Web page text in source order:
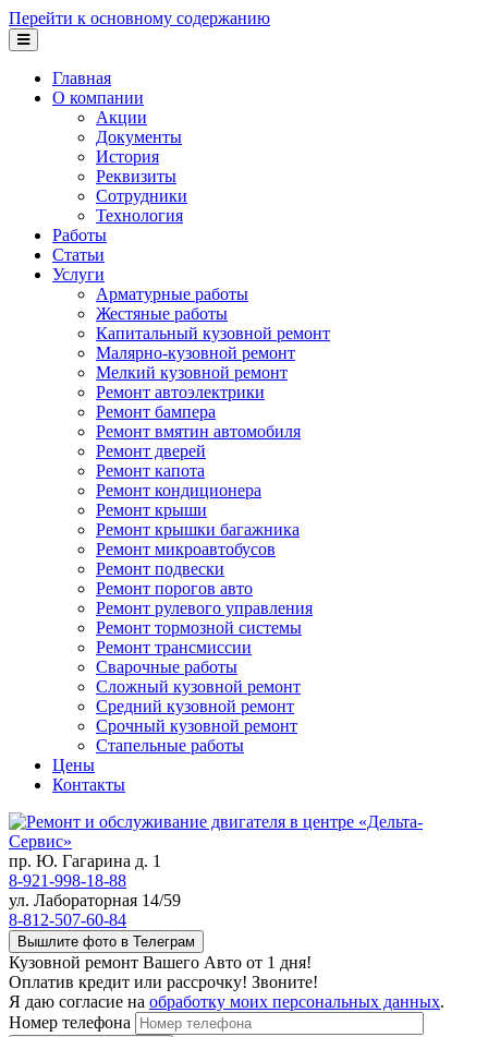
Перейти к основному содержанию
Главная
О компании
Акции
Документы
История
Реквизиты
Сотрудники
Технология
Работы
Статьи
Услуги
Арматурные работы
Жестяные работы
Капитальный кузовной ремонт
Малярно-кузовной ремонт
Мелкий кузовной ремонт
Ремонт автоэлектрики
Ремонт бампера
Ремонт вмятин автомобиля
Ремонт дверей
Ремонт капота
Ремонт кондиционера
Ремонт крыши
Ремонт крышки багажника
Ремонт микроавтобусов
Ремонт подвески
Ремонт порогов авто
Ремонт рулевого управления
Ремонт тормозной системы
Ремонт трансмиссии
Сварочные работы
Сложный кузовной ремонт
Средний кузовной ремонт
Срочный кузовной ремонт
Стапельные работы
Цены
Контакты
пр. Ю. Гагарина д. 1
8-921-998-18-88
ул. Лабораторная 14/59
8-812-507-60-84
Вышлите фото в Телеграм
Кузовной ремонт Вашего Авто от 1 дня!
Оплатив кредит или рассрочку! Звоните!
Я даю согласие на обработку моих персональных данных.
Номер телефона